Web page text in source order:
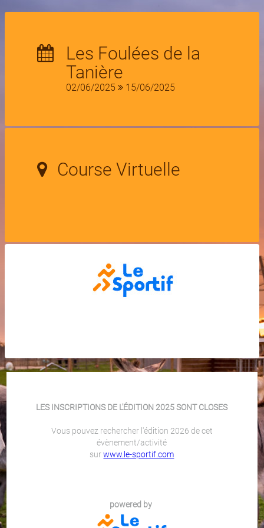
Les Foulées de la
Tanière
02/06/2025 15/06/2025
Course Virtuelle
LES INSCRIPTIONS DE L'ÉDITION 2025 SONT CLOSES
Vous pouvez rechercher l'édition 2026 de cet
évènement/activité
surwww.le-sportif.com
powered by